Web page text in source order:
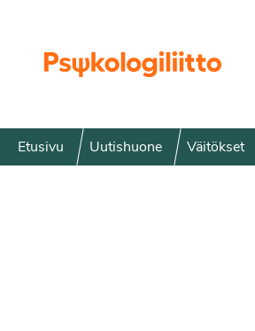
Etusivu Uutishuone Väitökset